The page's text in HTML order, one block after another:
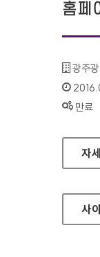
홈페
기관
광주
인증기
상태 :
만료
광
자
사